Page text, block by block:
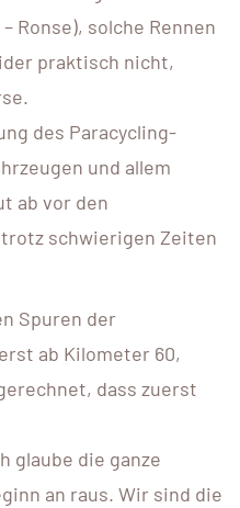
Ronse), solche Rennen
praktisch nicht,
des Paracycling-
und allem
ab vor den
schwierigen Zeiten
Spuren der
ab Kilometer 60,
dass zuerst
glaube die ganze
an raus. Wir sind die